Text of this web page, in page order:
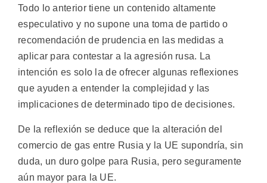
Todo lo anterior tiene un contenido altamente
especulativo y no supone una toma de partido o
recomendación de prudencia en las medidas a
aplicar para contestar a la agresión rusa. La
intención es solo la de ofrecer algunas reflexiones
que ayuden a entender la complejidad y las
implicaciones de determinado tipo de decisiones.
De la reflexión se deduce que la alteración del
comercio de gas entre Rusia y la UE supondría, sin
duda, un duro golpe para Rusia, pero seguramente
aún mayor para la UE.